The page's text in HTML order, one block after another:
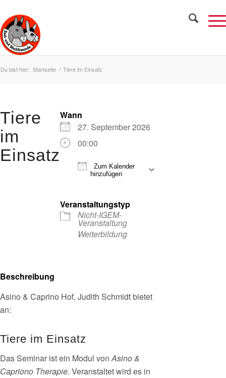
Du bist hier: Startseite / Tiere im Einsatz
Tiere
im
Einsatz
Wann
27. September 2026
00:00
Zum Kalender
hinzufügen
Veranstaltungstyp
Nicht-IGEM-
Veranstaltung
Weiterbildung
Beschreibung
Asino & Caprino Hof, Judith Schmidt bietet
an:
Tiere im Einsatz
Das Seminar ist ein Modul vonAsino &
Capriono Therapie. Veranstaltet wird es in